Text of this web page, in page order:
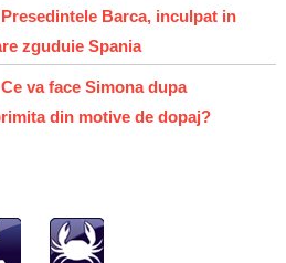
Presedintele Barca, inculpat in
zguduie Spania
Ce va face Simona dupa
din motive de dopaj?